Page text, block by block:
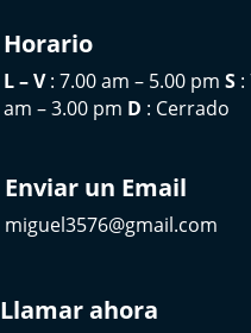
Horario
L – V: 7.00 am – 5.00 pm S:
am – 3.00 pm D : Cerrado
Enviar un Email
miguel3576@gmail.com
Llamar ahora